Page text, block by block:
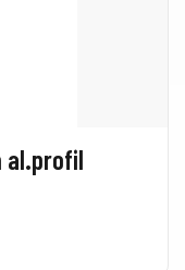
al.profil